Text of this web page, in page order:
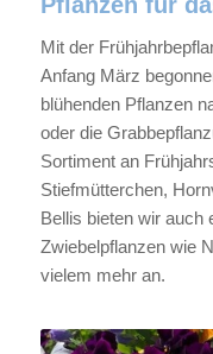
Mit der
Anfang März
blühenden Pflanzen
oder die
Sortiment an
Stiefmütterchen,
Bellis bieten wir auch
Zwiebelpflanzen wie
vielem mehr an.